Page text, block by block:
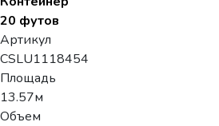
20 футов
Артикул
CSLU1118454
Площадь
13.57м
Объем